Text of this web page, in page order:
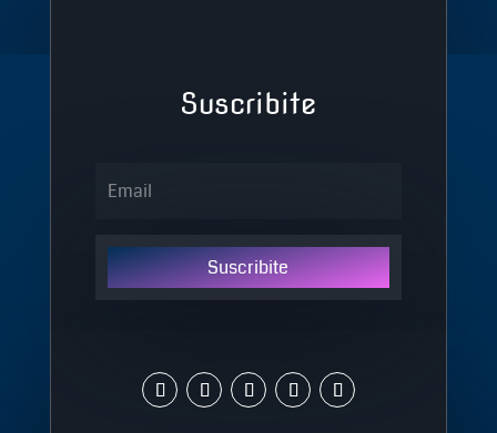
Suscribite
Suscribite